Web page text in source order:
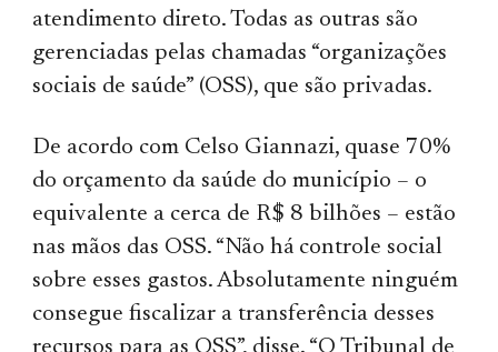
atendimento direto. Todas as outras são
gerenciadas pelas chamadas “organizações
sociais de saúde” (OSS), que são privadas.
De acordo com Celso Giannazi, quase 70%
do orçamento da saúde do município – o
equivalente a cerca de R$ 8 bilhões – estão
nas mãos das OSS. “Não há controle social
sobre esses gastos. Absolutamente ninguém
consegue fiscalizar a transferência desses